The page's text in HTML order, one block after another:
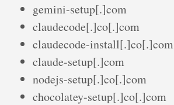
gemini-setup[.]com
claudecode[.]co[.]com
claudecode-install[.]co[.]com
claude-setup[.]com
nodejs-setup[.]co[.]com
chocolatey-setup[.]co[.]com